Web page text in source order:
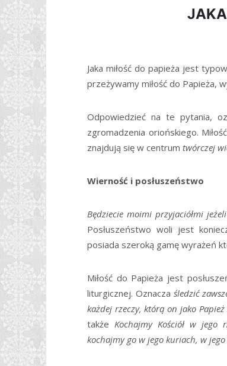
Jaka miłość do papieża jest
przeżywamy miłość do Papieża,
Odpowiedzieć na te pytania,
zgromadzenia oriońskiego.
znajdują się w centrum twórczej
Wierność i posłuszeństwo
Będziecie moimi przyjaciółmi
Posłuszeństwo woli jest
posiada szeroką gamę wyrażeń
Miłość do Papieża jest
liturgicznej. Oznacza śledzić
każdej rzeczy, którą on jako
takżeKochajmy Kościół w jego
kochajmy go w jego kuriach, w